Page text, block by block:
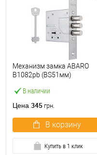
В наличии
Механизм замка ABARO
B1082pb (BS51мм)
тех.упаковки.без отв.
Цена 345 грн.
В корзину
Купить в 1 клик